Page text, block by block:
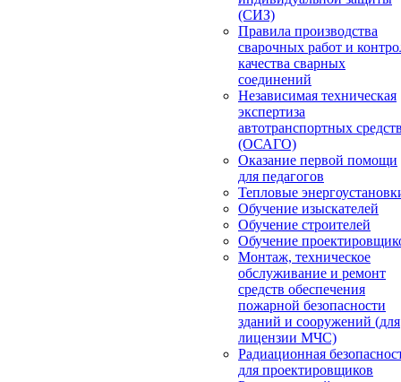
(СИЗ)
Правила производства
сварочных работ и
качества сварных
соединений
Независимая техническая
экспертиза
автотранспортных
(ОСАГО)
Оказание первой помощи
для педагогов
Тепловые
Обучение изыскателей
Обучение строителей
Обучение
Монтаж, техническое
обслуживание и ремонт
средств обеспечения
пожарной безопасности
зданий и сооружений (для
лицензии МЧС)
Радиационная
для проектировщиков